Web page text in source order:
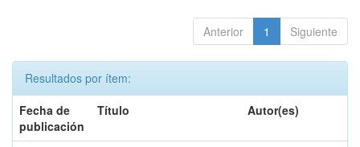
Anterior 1 Siguiente
Resultados por ítem:
Fecha de
publicación
Título Autor(es)